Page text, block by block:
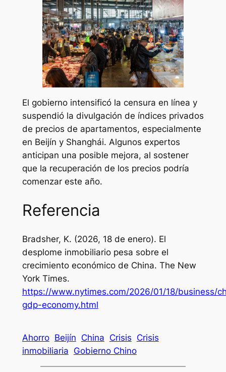
El gobierno intensificó la censura en línea y
suspendió la divulgación de índices privados
de precios de apartamentos, especialmente
en Beijín y Shanghái. Algunos expertos
anticipan una posible mejora, al sostener
que la recuperación de los precios podría
comenzar este año.
Referencia
Bradsher, K. (2026, 18 de enero). El
desplome inmobiliario pesa sobre el
crecimiento económico de China. The New
York Times.
https://www.nytimes.com/2026/01/18/business/
gdp-economy.html
Ahorro Beijín China Crisis Crisis
inmobiliaria Gobierno Chino